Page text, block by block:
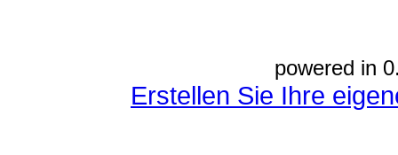
powered in
Erstellen Sie Ihre